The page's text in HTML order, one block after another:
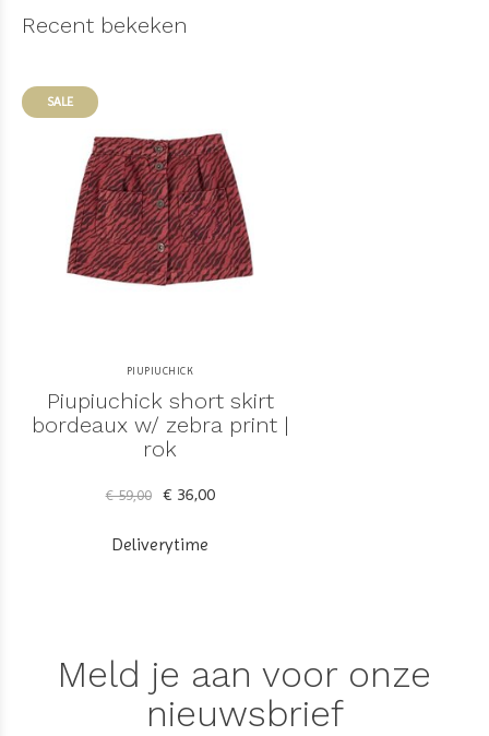
Recent bekeken
SALE
PIUPIUCHICK
Piupiuchick short skirt
bordeaux w/ zebra print |
rok
€ 59,00 € 36,00
Deliverytime
Meld je aan voor onze
nieuwsbrief